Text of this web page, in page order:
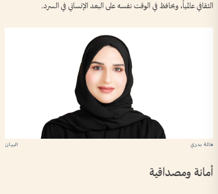
الثقافي عالمياً، ويحافظ في الوقت نفسه على البعد الإنساني في السرد.
هالة بدري
أمانة ومصداقية